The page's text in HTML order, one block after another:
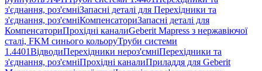
з'єднання, роз'ємніЗапасні деталі для Перехідники та
з'єднання, роз'ємніКомпенсаториЗапасні деталі для
КомпенсаториПрохідні каналиGeberit Mapress з нержавіючої
сталі, FKM синього кольоруТруби системи
1.4401ВідводиПерехідники нероз'ємніПерехідники та
з'єднання, роз'ємніПрохідні каналиПриладдя для Geberit